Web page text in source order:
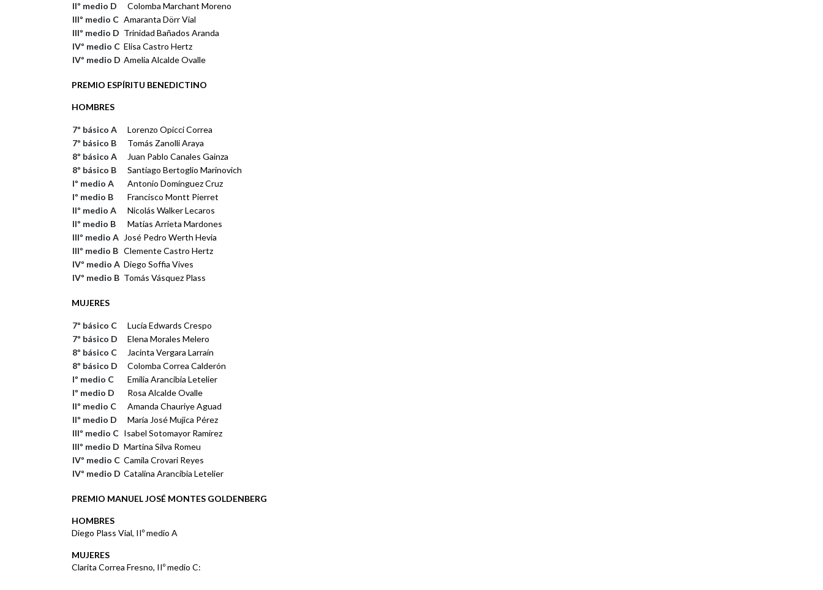
IIº medio D
Colomba Marchant Moreno
IIIº medio C Amaranta Dörr Vial
IIIº medio D Trinidad Bañados Aranda
IVº medio C Elisa Castro Hertz
IVº medio D Amelia Alcalde Ovalle
PREMIO ESPÍRITU BENEDICTINO
HOMBRES
7º básico A
Lorenzo Opicci Correa
7º básico B
Tomás Zanolli Araya
8º básico A
Juan Pablo Canales Gainza
8º básico B
Santiago Bertoglio Marinovich
Iº medio A
Antonio Domínguez Cruz
Iº medio B
Francisco Montt Pierret
IIº medio A
Nicolás Walker Lecaros
IIº medio B
Matías Arrieta Mardones
IIIº medio A José Pedro Werth Hevia
IIIº medio B Clemente Castro Hertz
IVº medio A Diego Soffia Vives
IVº medio B Tomás Vásquez Plass
MUJERES
7º básico C
Lucía Edwards Crespo
7º básico D
Elena Morales Melero
8º básico C
Jacinta Vergara Larraín
8º básico D
Colomba Correa Calderón
Iº medio C
Emilia Arancibia Letelier
Iº medio D
Rosa Alcalde Ovalle
IIº medio C
Amanda Chauriye Aguad
IIº medio D
María José Mujica Pérez
IIIº medio C Isabel Sotomayor Ramírez
IIIº medio D Martina Silva Romeu
IVº medio C Camila Crovari Reyes
IVº medio D Catalina Arancibia Letelier
PREMIO MANUEL JOSÉ MONTES GOLDENBERG
HOMBRES
Diego Plass Vial, IIº medio A
MUJERES
Clarita Correa Fresno, IIº medio C: